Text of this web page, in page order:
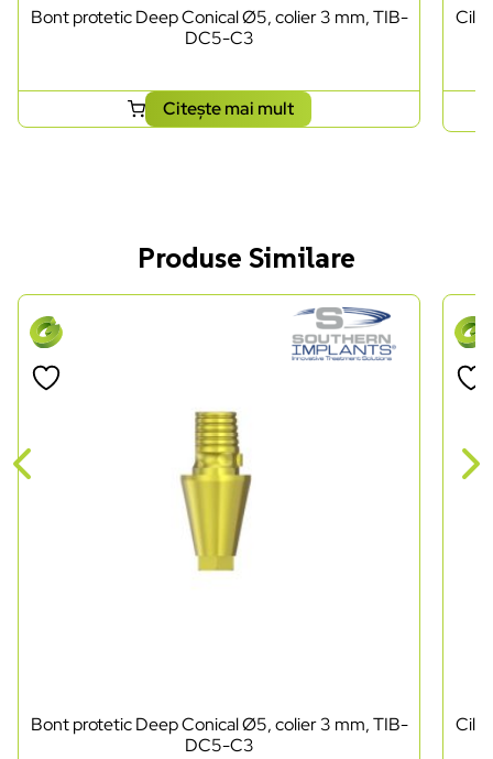
Bont protetic Deep Conical Ø5, colier 3 mm, TIB-
DC5-C3
Citește mai mult
Produse Similare
Bont protetic Deep Conical Ø5, colier 3 mm, TIB-
DC5-C3